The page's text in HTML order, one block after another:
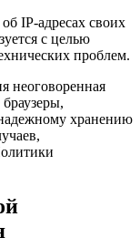
IP-адресах своих
с целью
проблем.
неоговоренная
хранению